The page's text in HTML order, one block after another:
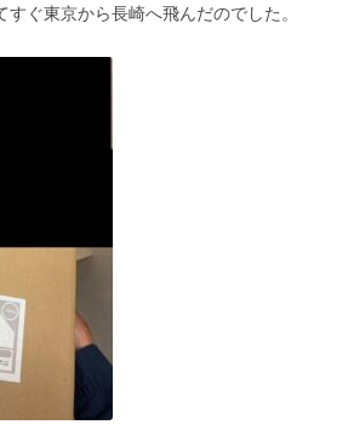
ぐ東京から長崎へ飛んだのでした。